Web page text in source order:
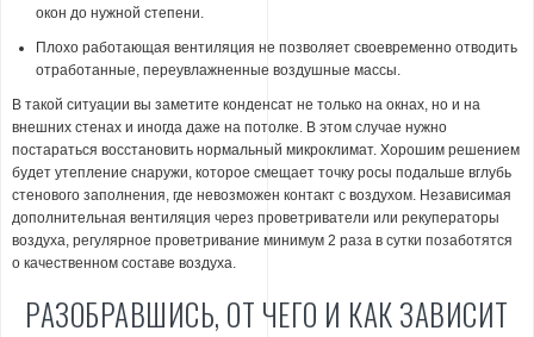
окон до нужной степени.
Плохо работающая вентиляция не позволяет своевременно отводить
отработанные, переувлажненные воздушные массы.
В такой ситуации вы заметите конденсат не только на окнах, но и на
внешних стенах и иногда даже на потолке. В этом случае нужно
постараться восстановить нормальный микроклимат. Хорошим решением
будет утепление снаружи, которое смещает точку росы подальше вглубь
стенового заполнения, где невозможен контакт с воздухом. Независимая
дополнительная вентиляция через проветриватели или рекуператоры
воздуха, регулярное проветривание минимум 2 раза в сутки позаботятся
о качественном составе воздуха.
РАЗОБРАВШИСЬ, ОТ ЧЕГО И КАК ЗАВИСИТ